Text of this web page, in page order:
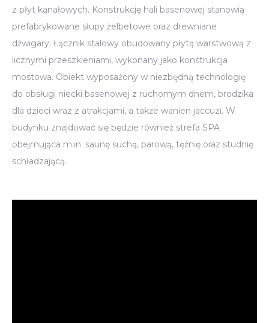
z płyt kanałowych. Konstrukcję hali basenowej stanowią
prefabrykowane słupy żelbetowe oraz drewniane
dźwigary. Łącznik stalowy obudowany płytą warstwową z
licznymi przeszkleniami, wykonany jako konstrukcja
mostowa. Obiekt wyposażony w niezbędną technologię
do obsługi niecki basenowej z ruchomym dnem, brodzika
dla dzieci wraz z atrakcjami, a także wanien jaccuzi. W
budynku znajdować się będzie również strefa SPA
obejmująca m.in. saunę suchą, parową, tężnię oraz studnię
schładzającą.